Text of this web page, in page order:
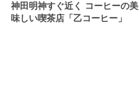
神田明神すぐ近く コーヒーの美
味しい喫茶店「乙コーヒー」